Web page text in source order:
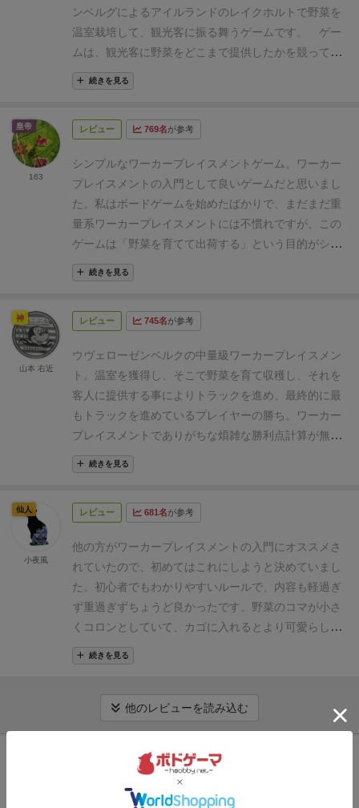
を
7ラウンドやって、得点トラックでもっとも先にい
るプレイヤーの勝ち！ アクションマスは2人で遊ぶと
3✕4と割とコンパクトですが、裏面の3～4人用は6✕4
とアクションが倍に！
場：野菜が手に入る役場
カードが手に入ったりする
に入れ、種をまいて、収穫し、供給する！！！これを
一番効率よく進められたプレイヤーが勝ちです！！シ
ンプル！！各野菜を入れる用の収穫かごが入ってい
て、めちゃくちゃ可愛いです。しょっちゅう出し入れ
があるので、かごごとプレイヤーに渡せるのがけっこ
う便利！ワーカーは3人で固定です。1つの温室には1
種類の野菜を植えることができ、植えた瞬間全マスに
することができます。野菜の交換や売買はないのです
ニンジン
です。収穫した野菜は、観光客に振る舞いま
す！得点トラックが点数ではなく野菜の絵になってい
て、次のテーブルに進むには書かれている野菜を提出
しなければなりません。 まつなが(ピンク)は今 レタス
のマスにいるので、 キノコを払って、カリフラワーを
払って、ニンジン
毎ラウンド1回だけ払う代わりにもらうことで1テーブ
ル進めます。変わってる！
もしれない
支援カード ！ A～Eデッキ まであり、ゲーム
を始める前にどれか選びます。デッキごとに特徴があ
るので、全デッキを試してみたくなるやつ。 Eデッキ
は2人プレイ専用のデッキ
なので、2人で遊んだときは
Eデッキを使ってみました。この写真はAデッキ。
ースフィヨルドも一緒かも？ただラウンドごとに変わ
最後に、このゲームが今風なのは、
があるから！！！ある日あなたのもとに、
トマトの収
訪れます。あなたは無事ストーリーを進めることがで
ストーリーモードといっても、込み入った
話があるわけではなく、今回は特別に何ラウンドでこ
ンベルグによるアイルランドのレイクホルトで野菜を
温室栽培して、観光客に振る舞うゲームです。
ゲー
ムは、観光客に野菜をどこまで提供したかを競って、
１番野菜を提供したプレイヤーの勝ちとなります。
育てる野菜は、価値の低い順にトマト、レタス、キノ
の畑をワーカーを置いて畑を取ります。
られる数が少ない畑となります。
ルールの詳細は、
ルール欄の動画で詳しく紹介されているので、そちら
をご確認ください。
４人でプレイした感想ですが、
ワーカーは３人固定かつワーカーの食料は不要なの
で、かなりパズルチックな感じでした。しかし、やり
たいことが微妙にギリギリできない感じは、ウヴェ様
す。野菜を育てて、観光客に野菜を提供する量が
段々と増えていき、それを何とかするためにあれもや
りたいこれもやりたいなること請け合います。 ま
た、特殊な支援カードもあり、カードを共有すれば隣
の人と一緒にその効果を使えるなど、一風変わった工
夫もあります。 なお、最終的に得点を計算するので
はなく、観光客に野菜をどれだけ提供したかなので、
順位も楽に分かりやすいです。
まなジレンマに悩まされますが、プレイ感は今までの
ゲームです）、時間もそれほど掛からずできます。
したくなるゲームだと思います。
続きを見る
レビュー 769名が参考
シンプルなワーカープレイスメントゲーム。ワーカー
プレイスメントの入門として良いゲームだと思いまし
た。 私はボードゲームを始めたばかりで、まだまだ重
量系ワーカープレイスメントには不慣れですが、この
ゲームは「野菜を育てて出荷する」という目的がシン
プルでわかりやすく取り組みやすかったです。
レイと2人プレイ、試遊で4人プレイを経験しました。
か難しい。初心者の私には、トマト5のマスに到達す
ら得点になります）。支援カードのデッキが複数ある
ので（A~Eまで：Eは2人専用）飽きずに楽しめます。
2人プレイ…7ラウンドまでとソロより長いので、色々
な戦略で楽しめます！ソロより圧倒的に楽しかったで
す（笑）3〜4人用のボードよりもアクションの種類が
少ないので、不慣れな方は2人プレイから始めて慣れ
いので分かりませんが、今までやった感じだと、点差
のつきにくいゲームなのかもしれないなと思いまし
た。自分の温室に野菜のコマを並べるのは楽しく、そ
こまでカツカツ感もなく収穫していけるので、そこも
オススメポイントです。初心者でちょっと重めのワー
カープレイスメントをはじめてみたいな、という方に
オススメです。
続きを見る
皇帝
163
レビュー 745名が参考
ウヴェローゼンベルクの中量級ワーカープレイスメン
ト。温室を獲得し、そこで野菜を育て収穫し、それを
客人に提供する事によりトラックを進め、最終的に最
もトラックを進めているプレイヤーの勝ち。
ワーカー
プレイスメントでありがちな煩雑な勝利点計算が無い
のはプレイアビリティが高くて良い。ワーカーが3固
定なのもテンポが良く◯。
ろをラウンド毎に1度だけ野菜をもらう事によりトラ
進めるのに必要な野菜の数は増えていくが、もらって
進める際には支払って進める場合と同数の野菜をもら
えるため、なるべく早くトラックを進めた方がより多
くの野菜を獲得する機会を得ることができる。しかし
野菜は栽培する際に資源としても必要であるため、先
を見据えて必要最低限は手元に置いておく必要があ
プレイヤーはより計画的なゲーム進行が求められる事
になる。 ゲーム内容は特に目新しいギミックなどは無
かが比較的読みやすいためインタラクションは強めに
感じられ、そこに頭を悩ませるのが楽しい。計画性が
最も重要だが、あくまで相対的なパフォーマンスで勝
続きを見る
神
山本 右近
レビュー 681名が参考
他の方がワーカープレイスメントの入門にオススメさ
れていたので、初めてはこれにしようと決めていまし
た。 初心者でもわかりやすいルールで、内容も軽過ぎ
ず重過ぎずちょうど良かったです。 野菜のコマが小さ
くコロンとしていて、カゴに入れるとより可愛らしい
デザインになるのが好きです。
と渡せるのも便利でした。
し、やりたかった手が人に取られることもあって、あ
ソロプレイもしてみたいなぁと思っています。
悩みつつも楽しんで遊べたのでとても満足しまし
続きを見る
仙人
小夜風
他のレビューを読み込む
再入荷までお待ち下さい
入荷通知を受け取る